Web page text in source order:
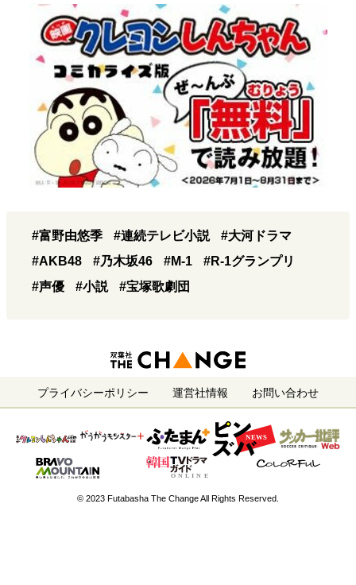
#富野由悠季 #連続テレビ小説
#大河ドラマ
#AKB48
#乃木坂46 #M-1
#R-1グランプリ
#声優
#小説 #宝塚歌劇団
プライバシーポリシー 運営社情報 お問い合わせ
© 2023 Futabasha The Change All Rights Reserved.